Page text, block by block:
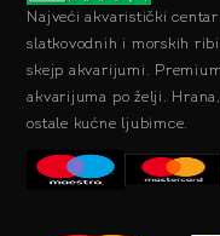
Najveći akvaristički
slatkovodnih i morskih
skejp akvarijumi.
akvarijuma po želji.
ostale kućne ljubimce.